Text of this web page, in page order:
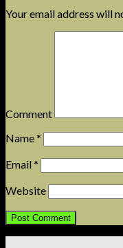
Your email address will
Comment
Name*
Email*
Website